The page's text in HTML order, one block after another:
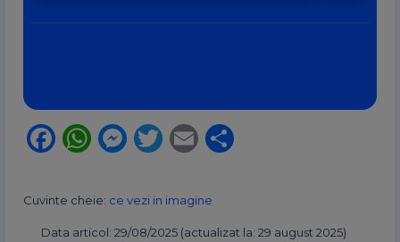
Facebook
WhatsApp
Messenger
Twitter
Email
Cuvinte cheie: ce vezi in imagine
Data articol: 29/08/2025 (actualizat la: 29 august 2025)